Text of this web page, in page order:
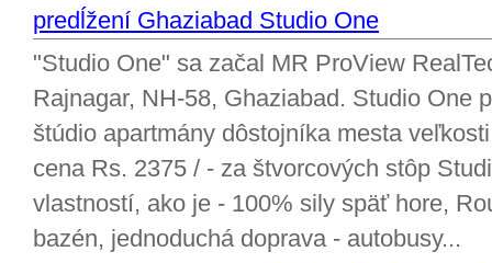
predĺžení Ghaziabad Studio One
"Studio One" sa začal MR ProView
Rajnagar, NH-58, Ghaziabad. Studio One
štúdio apartmány dôstojníka mesta
cena Rs. 2375 / - za štvorcových stôp
vlastností, ako je - 100% sily späť hore,
bazén, jednoduchá doprava - autobusy...